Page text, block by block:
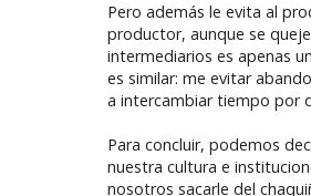
Pero además le evita al
productor, aunque se
intermediarios es apenas
es similar: me evitar
a intercambiar tiempo por
Para concluir, podemos
nuestra cultura e
nosotros sacarle del